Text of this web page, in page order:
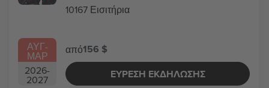
ΑΥΓ-
ΜΑΡ
2026-
2027
10167 Εισιτήρια
από156 $
ΕΎΡΕΣΗ ΕΚΔΉΛΩΣΗΣ